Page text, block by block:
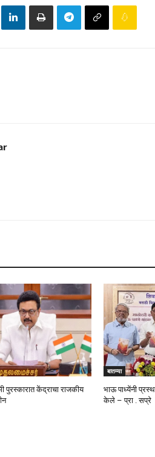
पुरस्कारात केंद्राचा राजकीय
बातम्या
भाऊ पाध्येंनी
केले – प्रा . सप्रे